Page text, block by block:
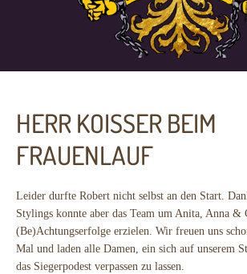
HERR KOISSER BEIM
FRAUENLAUF
Leider durfte Robert nicht selbst an den Start.
Stylings konnte aber das Team um Anita, Anna &
(Be)Achtungserfolge erzielen. Wir freuen uns
Mal und laden alle Damen, ein sich auf unserem
das Siegerpodest verpassen zu lassen.